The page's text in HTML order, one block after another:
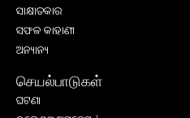
ସାକ୍ଷାତକାର
ସଫଳ କାହାଣୀ
ଅନ୍ୟାନ୍ୟ
செயல்பாடுகள்
ଘଟଣା